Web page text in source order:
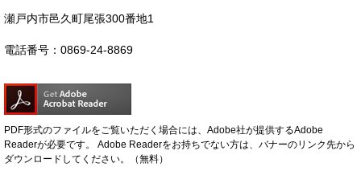
瀬戸内市邑久町尾張300番地1
電話番号：0869-24-8869
PDF形式のファイルをご覧いただく場合には、Adobe社が提供するAdobe
Readerが必要です。
Adobe Readerをお持ちでない方は、バナーのリンク先から
ダウンロードしてください。（無料）